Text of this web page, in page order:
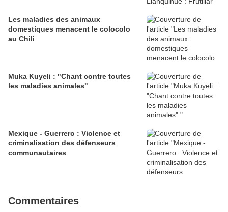
Les maladies des animaux
domestiques menacent le colocolo
au Chili
Muka Kuyeli : "Chant contre toutes
les maladies animales"
Mexique - Guerrero : Violence et
criminalisation des défenseurs
communautaires
Commentaires